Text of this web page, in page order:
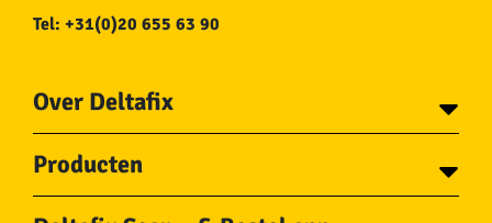
Tel: +31(0)20 655 63 90
Over Deltafix
Voor gemeentes
Over Deltafix
Producten